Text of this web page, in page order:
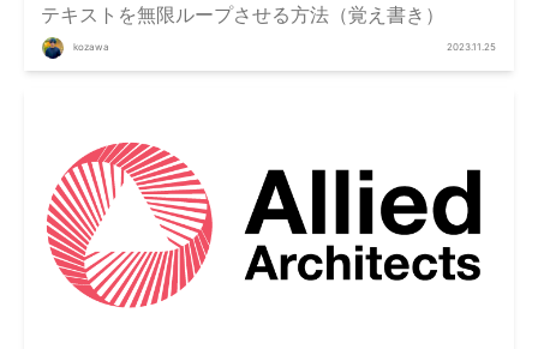
テキストを無限ループさせる方法（覚え書き）
kozawa 2023.11.25